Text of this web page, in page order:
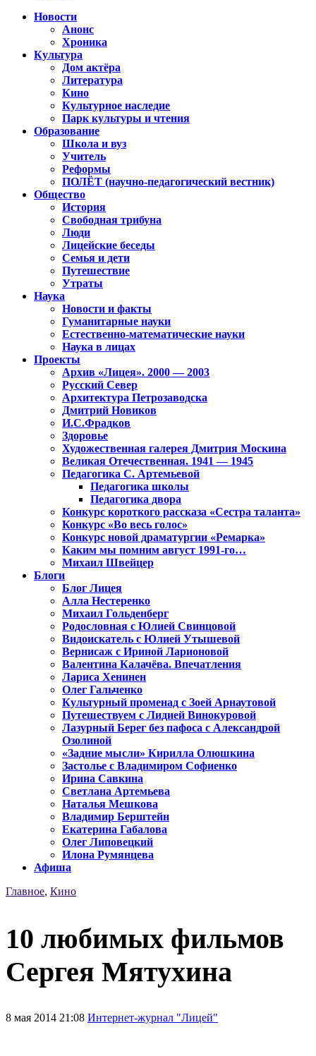
Новости
Анонс
Хроника
Культура
Дом актёра
Литература
Кино
Культурное наследие
Парк культуры и чтения
Образование
Школа и вуз
Учитель
Реформы
ПОЛЁТ (научно-педагогический вестник)
Общество
История
Свободная трибуна
Люди
Лицейские беседы
Семья и дети
Путешествие
Утраты
Наука
Новости и факты
Гуманитарные науки
Естественно-математические науки
Наука в лицах
Проекты
Архив «Лицея». 2000 — 2003
Русский Север
Архитектура Петрозаводска
Дмитрий Новиков
И.С.Фрадков
Здоровье
Художественная галерея Дмитрия Москина
Великая Отечественная. 1941 — 1945
Педагогика С. Артемьевой
Педагогика школы
Педагогика двора
Конкурс короткого рассказа «Сестра таланта»
Конкурс «Во весь голос»
Конкурс новой драматургии «Ремарка»
Каким мы помним август 1991-го…
Михаил Швейцер
Блоги
Блог Лицея
Алла Нестеренко
Михаил Гольденберг
Родословная с Юлией Свинцовой
Видоискатель с Юлией Утышевой
Вернисаж с Ириной Ларионовой
Валентина Калачёва. Впечатления
Лариса Хенинен
Олег Гальченко
Культурный променад с Зоей Арнаутовой
Путешествуем с Лидией Винокуровой
Лазурный Берег без пафоса с Александрой
Озолиной
«Задние мысли» Кирилла Олюшкина
Застолье с Владимиром Софиенко
Ирина Савкина
Светлана Артемьева
Наталья Мешкова
Владимир Берштейн
Екатерина Габалова
Олег Липовецкий
Илона Румянцева
Афиша
Главное, Кино
10 любимых фильмов
Сергея Мятухина
8 мая 2014 21:08 Интернет-журнал "Лицей"